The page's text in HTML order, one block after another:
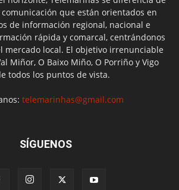
que están orientados en
de información regional, nacional e
rápida y comarcal, centrándonos
mercado local. El objetivo irrenunciable
Miñor, O Baixo Miño, O Porriño y Vigo
todos los puntos de vista.
telemarinhas@gmail.com
SÍGUENOS